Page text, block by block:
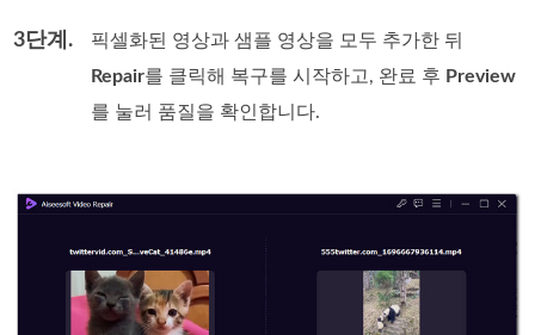
3단계.
픽셀화된 영상과 샘플 영상을 모두 추가한 뒤
Repair를 클릭해 복구를 시작하고, 완료 후 Preview
를 눌러 품질을 확인합니다.